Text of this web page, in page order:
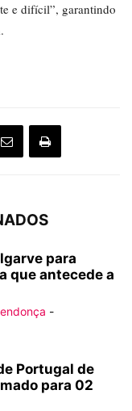
e difícil”, garantindo
para
que antecede a
-
Portugal de
para 02